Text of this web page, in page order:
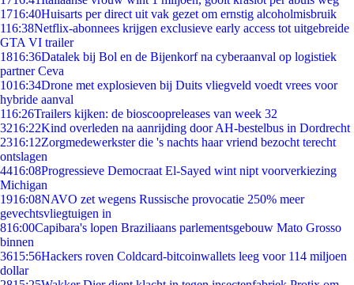
1716:40Huisarts per direct uit vak gezet om ernstig alcoholmisbruik
116:38Netflix-abonnees krijgen exclusieve early access tot uitgebreide
GTA VI trailer
1816:36Datalek bij Bol en de Bijenkorf na cyberaanval op logistiek
partner Ceva
1016:34Drone met explosieven bij Duits vliegveld voedt vrees voor
hybride aanval
116:26Trailers kijken: de bioscoopreleases van week 32
3216:22Kind overleden na aanrijding door AH-bestelbus in Dordrecht
2316:12Zorgmedewerkster die 's nachts haar vriend bezocht terecht
ontslagen
4416:08Progressieve Democraat El-Sayed wint nipt voorverkiezing
Michigan
1916:08NAVO zet wegens Russische provocatie 250% meer
gevechtsvliegtuigen in
816:00Capibara's lopen Braziliaans parlementsgebouw Mato Grosso
binnen
3615:56Hackers roven Coldcard-bitcoinwallets leeg voor 114 miljoen
dollar